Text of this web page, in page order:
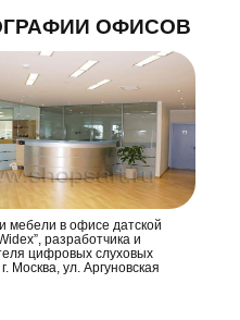
ОФИСОВ
мебели в офисе датской
разработчика и
цифровых слуховых
Москва, ул. Аргуновская